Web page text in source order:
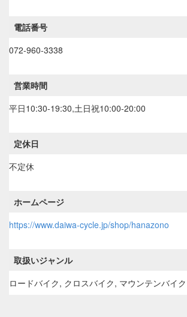
電話番号
072-960-3338
営業時間
平日10:30-19:30,土日祝10:00-20:00
定休日
不定休
ホームページ
https://www.daiwa-cycle.jp/shop/hanazono
取扱いジャンル
ロードバイク, クロスバイク, マウンテンバイク